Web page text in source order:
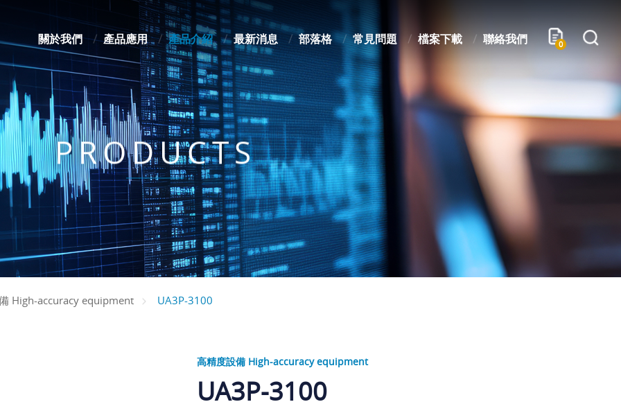
關於我們 產品應用 產品介紹 最新消息 部落格 常見問題 檔案下載 聯絡我們 0
PRODUCTS
High-accuracy equipment UA3P-3100
高精度設備 High-accuracy equipment
UA3P-3100